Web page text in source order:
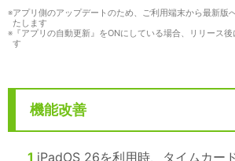
※アプリ側のアップデートのため、ご利用端末から最新版
たします
※ 『アプリの自動更新』をONにしている場合、リリース
す
機能改善
1 iPadOS 26を利用時、タイムカー